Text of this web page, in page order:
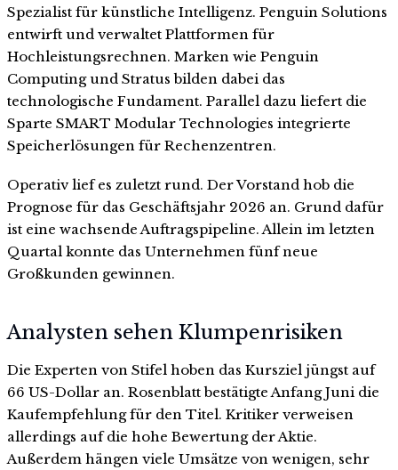
Spezialist für künstliche Intelligenz. Penguin Solutions
entwirft und verwaltet Plattformen für
Hochleistungsrechnen. Marken wie Penguin
Computing und Stratus bilden dabei das
technologische Fundament. Parallel dazu liefert die
Sparte SMART Modular Technologies integrierte
Speicherlösungen für Rechenzentren.
Operativ lief es zuletzt rund. Der Vorstand hob die
Prognose für das Geschäftsjahr 2026 an. Grund dafür
ist eine wachsende Auftragspipeline. Allein im letzten
Quartal konnte das Unternehmen fünf neue
Großkunden gewinnen.
Analysten sehen Klumpenrisiken
Die Experten von Stifel hoben das Kursziel jüngst auf
66 US-Dollar an. Rosenblatt bestätigte Anfang Juni die
Kaufempfehlung für den Titel. Kritiker verweisen
allerdings auf die hohe Bewertung der Aktie.
Außerdem hängen viele Umsätze von wenigen, sehr